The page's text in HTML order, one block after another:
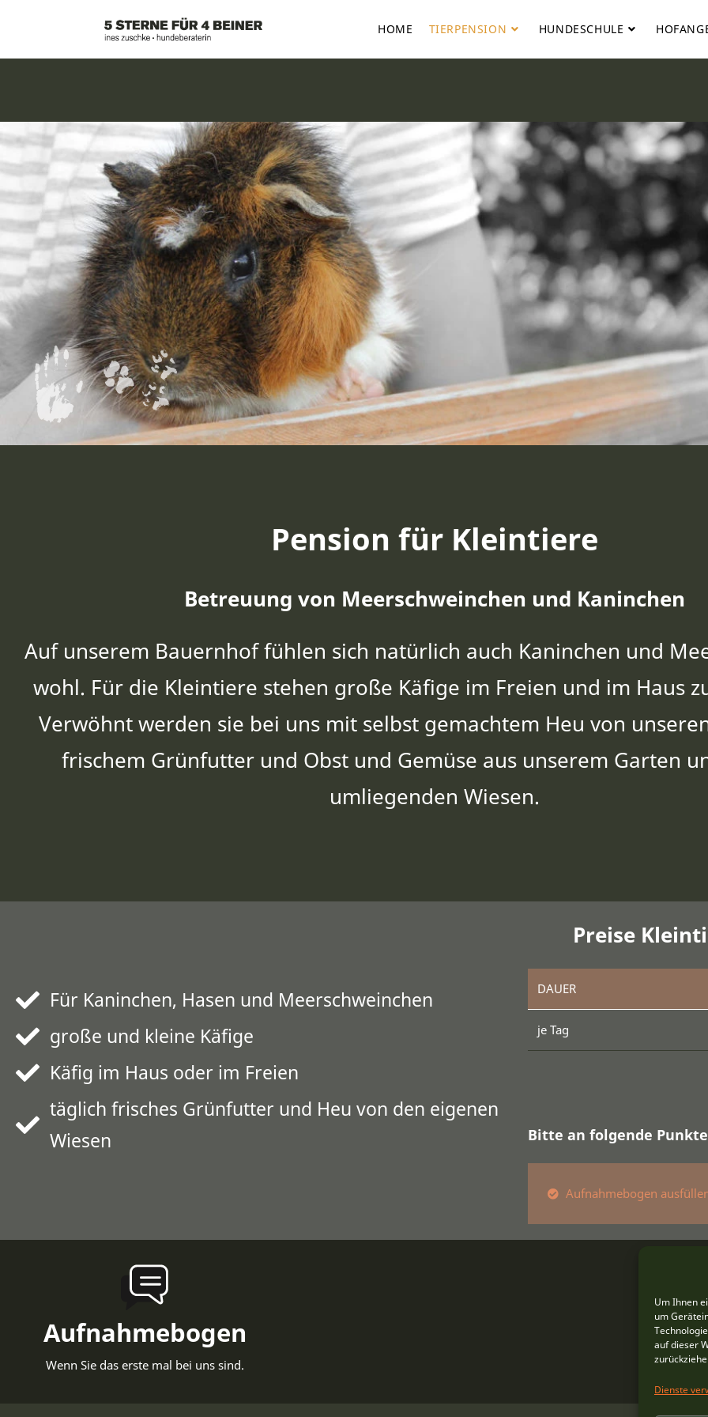
Um Ihnen
um
auf dieser
Dienste
HOME TIERPENSION HUNDESCHULE
Pension für Kleintiere
Betreuung von Meerschweinchen und Kaninchen
Auf unserem Bauernhof fühlen sich natürlich auch Kaninchen und
wohl. Für die Kleintiere stehen große Käfige im Freien und im Haus
Verwöhnt werden sie bei uns mit selbst gemachtem Heu von
frischem Grünfutter und Obst und Gemüse aus unserem Garten
umliegenden Wiesen.
Für Kaninchen, Hasen und Meerschweinchen
große und kleine Käfige
Käfig im Haus oder im Freien
täglich frisches Grünfutter und Heu von den eigenen
Wiesen
Preise
DAUER
je Tag
Bitte an folgende
Aufnahmebogen
Aufnahmebogen
Wenn Sie das erste mal bei uns sind.